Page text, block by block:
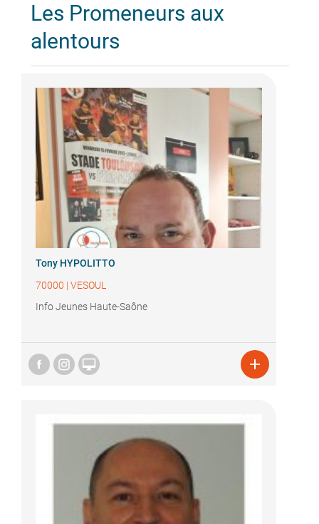
Les Promeneurs aux
alentours
Tony HYPOLITTO
70000 | VESOUL
Info Jeunes Haute-Saône
 